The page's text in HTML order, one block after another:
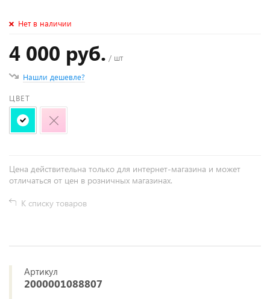
Нет в наличии
4 000 руб. / шт
Нашли дешевле?
ЦВЕТ
Цена действительна только для интернет-магазина и может
отличаться от цен в розничных магазинах.
К списку товаров
Артикул
2000001088807